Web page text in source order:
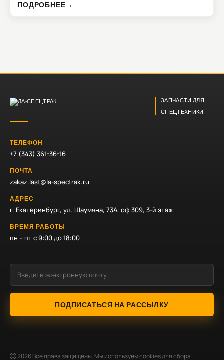
ПОДРОБНЕЕ→
ЗАПЧАСТИ ДЛЯ
СПЕЦТЕХНИКИ
ТЕЛЕФОН
+7 (343) 361-36-16
ПОЧТА
zakaz.last@la-spectrak.ru
АДРЕС
г. Екатеринбург, ул. Шаумяна, 73А, оф 309, 3-й этаж
ВРЕМЯ РАБОТЫ
пн – пт с 9:00 до 18:00
ПОДПИСАТЬСЯ НА РАССЫЛКУ
2026Все права защищены. Мы используем cookies для сбора